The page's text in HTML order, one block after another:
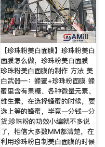
【珍珠粉美白面膜】珍珠粉美白
面膜怎么做，珍珠粉美白面膜
珍珠粉美白面膜的制作 方法 美
白武器一：蜂蜜+珍珠粉面膜 蜂
蜜里含有果糖、各种微量元素、
维生素，在选择蜂蜜的时候，要
选上等的蜂蜜，毕竟一分钱一分
货;珍珠粉的功效小编就不多说
了，相信大多数MM都清楚，在
利用珍珠粉自制美白面膜的时候